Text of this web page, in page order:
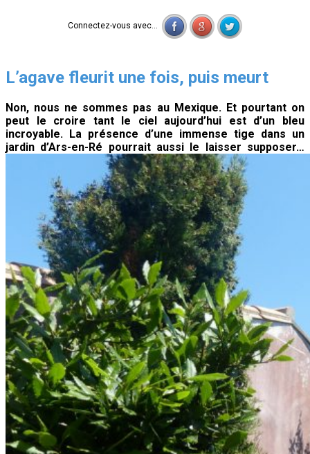
Connectez-vous avec...
L’agave fleurit une fois, puis meurt
Non, nous ne sommes pas au Mexique. Et pourtant on
peut le croire tant le ciel aujourd’hui est d’un bleu
incroyable. La présence d’une immense tige dans un
jardin d’Ars-en-Ré pourrait aussi le laisser supposer…